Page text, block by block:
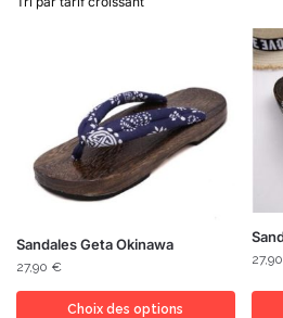
Sandales Geta Okinawa
27,90 €
Choix des options
27,90